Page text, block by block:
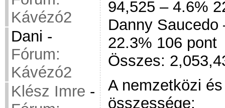
Kávézó2
Dani -
Fórum:
Kávézó2
Klész Imre -
94,525 – 4.6%
Danny Saucedo
22.3% 106 pont
Összes:
A nemzetközi
összessége: